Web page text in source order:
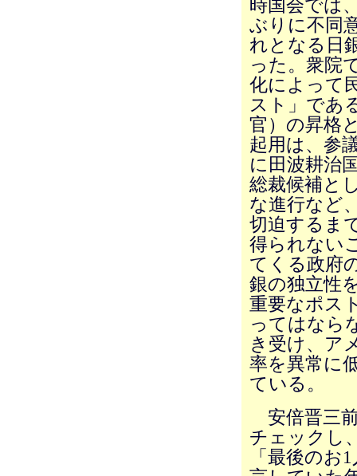
時国会では
ぶりに不同
れとなる日
った。衆院
化によって
スト」であ
官）の昇格
起用は、参
に田波耕治
総裁候補と
な進行など
切迫するま
得られない
てくる政府
銀の独立性
重要なポス
ってはなら
き受け、ア
率を異常に
ている。
安倍晋三
チェックし
「最後のお